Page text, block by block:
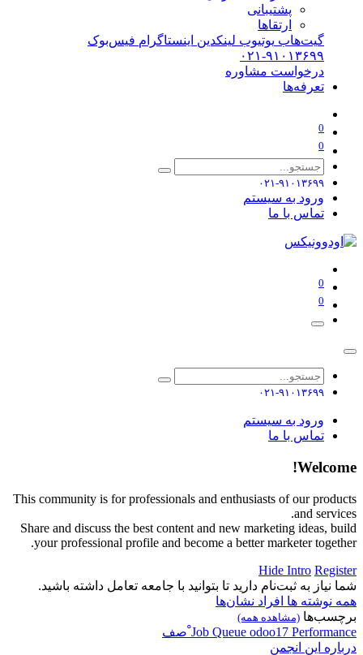
پشتیبانی
ارتقاها
گیت‌هاب یوتیوب لینکدین اینستاگرام فیس‌بوک
۰۲۱-۹۱۰۱۳۶۹۹
درخواست مشاوره
تعرفه‌ها
0
0
۰۲۱-۹۱۰۱۳۶۹۹
ورود به سیستم
تماس با ما
0
0
۰۲۱-۹۱۰۱۳۶۹۹
ورود به سیستم
تماس با ما
Welcome!
This community is for professionals and enthusiasts of our products
and services.
Share and discuss the best content and new marketing ideas, build
your professional profile and become a better marketer together.
Hide Intro Register
شما نیاز به ثبت‌نام دارید تا بتوانید با جامعه تعامل داشته باشید.
همه نوشته ها افراد نشان‌ها
برچسب‌ها (مشاهده همه)
Job Queue odoo17 Performance
ْصف
درباره این انجمن